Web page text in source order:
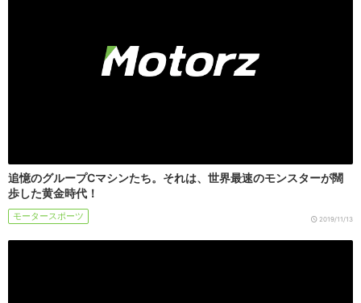
追憶のグループCマシンたち。それは、世界最速のモンスターが闊
歩した黄金時代！
モータースポーツ 2019/11/13